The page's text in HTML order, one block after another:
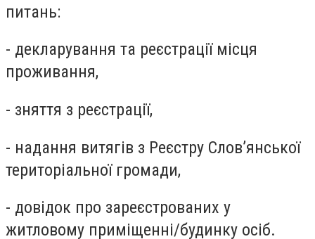
питань:
- декларування та реєстрації місця
проживання,
- зняття з реєстрації,
- надання витягів з Реєстру Слов’янської
територіальної громади,
- довідок про зареєстрованих у
житловому приміщенні/будинку осіб.